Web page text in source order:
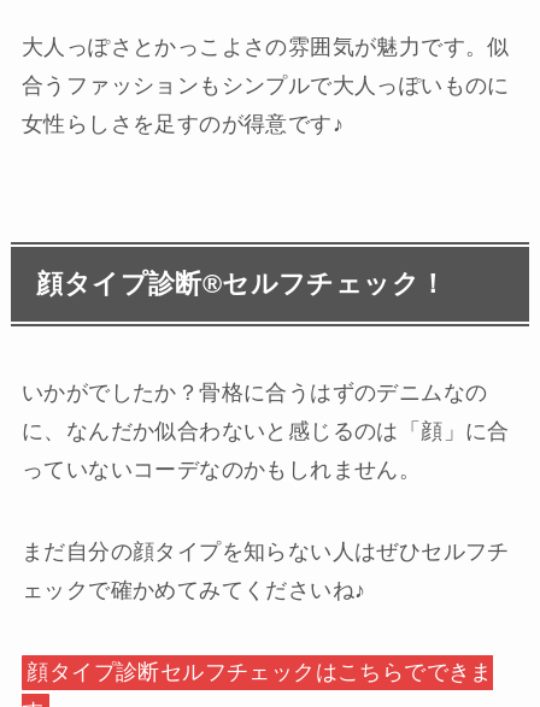
大人っぽさとかっこよさの雰囲気が魅力です。似
合うファッションもシンプルで大人っぽいものに
女性らしさを足すのが得意です♪
顔タイプ診断®️セルフチェック！
いかがでしたか？骨格に合うはずのデニムなの
に、なんだか似合わないと感じるのは「顔」に合
っていないコーデなのかもしれません。
まだ自分の顔タイプを知らない人はぜひセルフチ
ェックで確かめてみてくださいね♪
顔タイプ診断セルフチェックはこちらでできま